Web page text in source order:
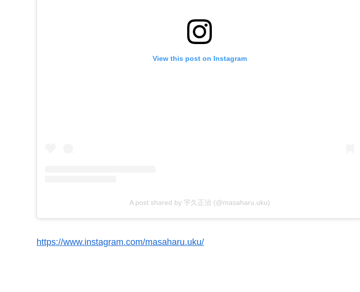
View this post on Instagram
A post shared by 宇久正治 (@masaharu.uku)
https://www.instagram.com/masaharu.uku/